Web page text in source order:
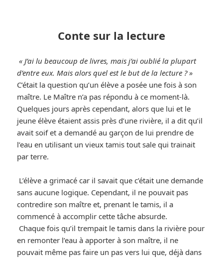
Conte sur la lecture
« J’ai lu beaucoup de livres, mais j’ai oublié la plupart
d’entre eux. Mais alors quel est le but de la lecture ? »
C’était la question qu’un élève a posée une fois à son
maître. Le Maître n’a pas répondu à ce moment-là.
Quelques jours après cependant, alors que lui et le
jeune élève étaient assis près d’une rivière, il a dit qu’il
avait soif et a demandé au garçon de lui prendre de
l’eau en utilisant un vieux tamis tout sale qui trainait
par terre.
L’élève a grimacé car il savait que c’était une demande
sans aucune logique. Cependant, il ne pouvait pas
contredire son maître et, prenant le tamis, il a
commencé à accomplir cette tâche absurde.
Chaque fois qu’il trempait le tamis dans la rivière pour
en remonter l’eau à apporter à son maître, il ne
pouvait même pas faire un pas vers lui que, déjà dans